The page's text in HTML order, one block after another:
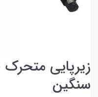
زیرپایی
سنگین